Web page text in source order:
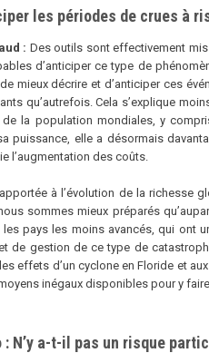
les périodes de crues à
: Des outils sont effectivement
dʼanticiper ce type de
mieux décrire et dʼanticiper ces
quʼautrefois. Cela sʼexplique
la population mondiales, y
puissance, elle a désormais
lʼaugmentation des coûts.
à lʼévolution de la richesse
sommes mieux préparés
pays les moins avancés, qui ont
de gestion de ce type de
effets dʼun cyclone en Floride et
inégaux disponibles pour y
Nʼy a-t-il pas un risque